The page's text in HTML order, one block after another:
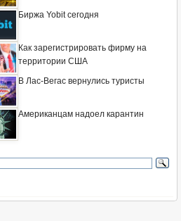
Биржа Yobit сегодня
Как зарегистрировать фирму на
территории США
В Лас-Вегас вернулись туристы
Американцам надоел карантин